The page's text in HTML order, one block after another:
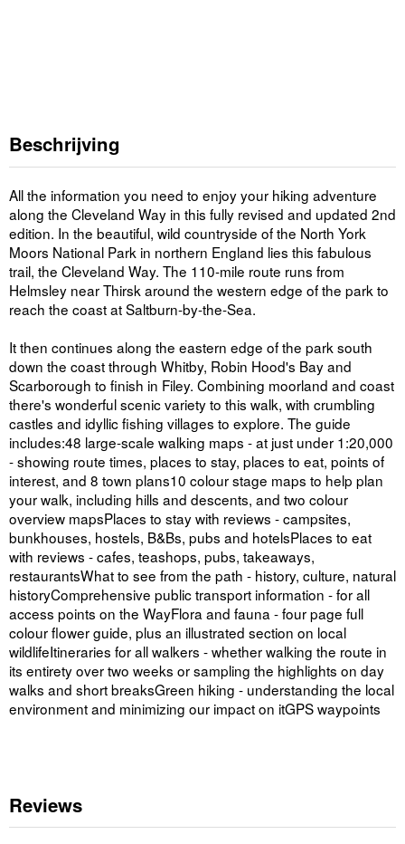
Beschrijving
All the information you need to enjoy your hiking adventure
along the Cleveland Way in this fully revised and updated 2nd
edition. In the beautiful, wild countryside of the North York
Moors National Park in northern England lies this fabulous
trail, the Cleveland Way. The 110-mile route runs from
Helmsley near Thirsk around the western edge of the park to
reach the coast at Saltburn-by-the-Sea.
It then continues along the eastern edge of the park south
down the coast through Whitby, Robin Hood's Bay and
Scarborough to finish in Filey. Combining moorland and coast
there's wonderful scenic variety to this walk, with crumbling
castles and idyllic fishing villages to explore. The guide
includes:48 large-scale walking maps - at just under 1:20,000
- showing route times, places to stay, places to eat, points of
interest, and 8 town plans10 colour stage maps to help plan
your walk, including hills and descents, and two colour
overview mapsPlaces to stay with reviews - campsites,
bunkhouses, hostels, B&Bs, pubs and hotelsPlaces to eat
with reviews - cafes, teashops, pubs, takeaways,
restaurantsWhat to see from the path - history, culture, natural
historyComprehensive public transport information - for all
access points on the WayFlora and fauna - four page full
colour flower guide, plus an illustrated section on local
wildlifeItineraries for all walkers - whether walking the route in
its entirety over two weeks or sampling the highlights on day
walks and short breaksGreen hiking - understanding the local
environment and minimizing our impact on itGPS waypoints
Reviews